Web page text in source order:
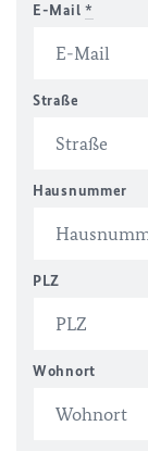
E-Mail *
Straße
Hausnummer
PLZ
Wohnort